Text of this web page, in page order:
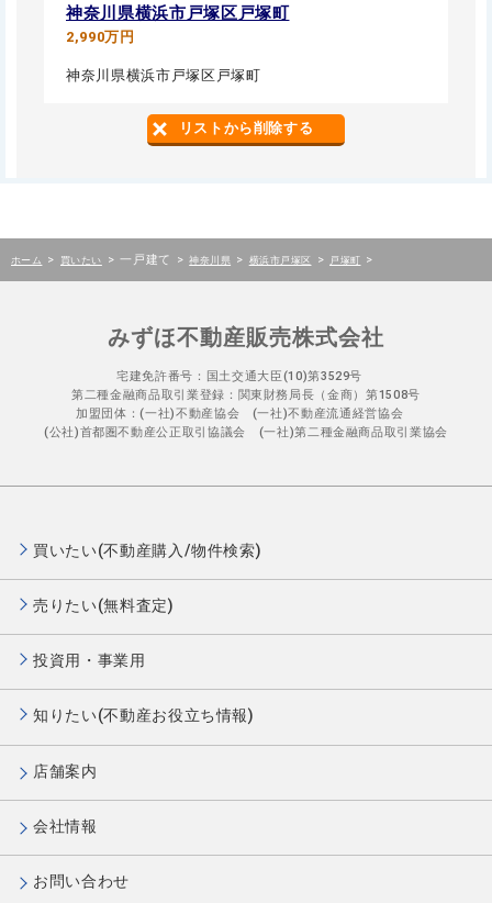
神奈川県横浜市戸塚区戸塚町
2,990万円
神奈川県横浜市戸塚区戸塚町
リストから削除する
ホーム > 買いたい > 一戸建て > 神奈川県 > 横浜市戸塚区 > 戸塚町 >
みずほ不動産販売株式会社
宅建免許番号：国土交通大臣(10)第3529号
第二種金融商品取引業登録：関東財務局長（金商）第1508号
加盟団体：(一社)不動産協会 (一社)不動産流通経営協会
(公社)首都圏不動産公正取引協議会 (一社)第二種金融商品取引業協会
買いたい(不動産購入/物件検索)
売りたい(無料査定)
投資用・事業用
知りたい(不動産お役立ち情報)
店舗案内
会社情報
お問い合わせ